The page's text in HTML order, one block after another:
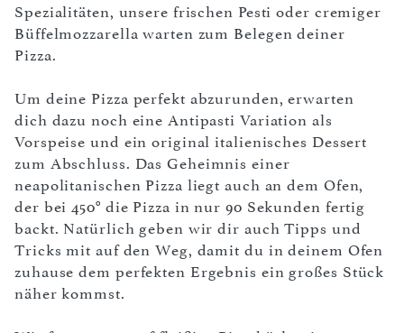
Spezialitäten, unsere frischen Pesti oder cremiger
Büffelmozzarella warten zum Belegen deiner
Pizza.
Um deine Pizza perfekt abzurunden, erwarten
dich dazu noch eine Antipasti Variation als
Vorspeise und ein original italienisches Dessert
zum Abschluss. Das Geheimnis einer
neapolitanischen Pizza liegt auch an dem Ofen,
der bei 450° die Pizza in nur 90 Sekunden fertig
backt. Natürlich geben wir dir auch Tipps und
Tricks mit auf den Weg, damit du in deinem Ofen
zuhause dem perfekten Ergebnis ein großes Stück
näher kommst.